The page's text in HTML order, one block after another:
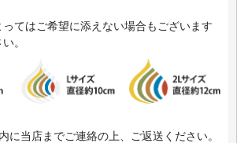
てはご希望に添えない場合もございます
。
に当店までご連絡の上、ご返送ください。